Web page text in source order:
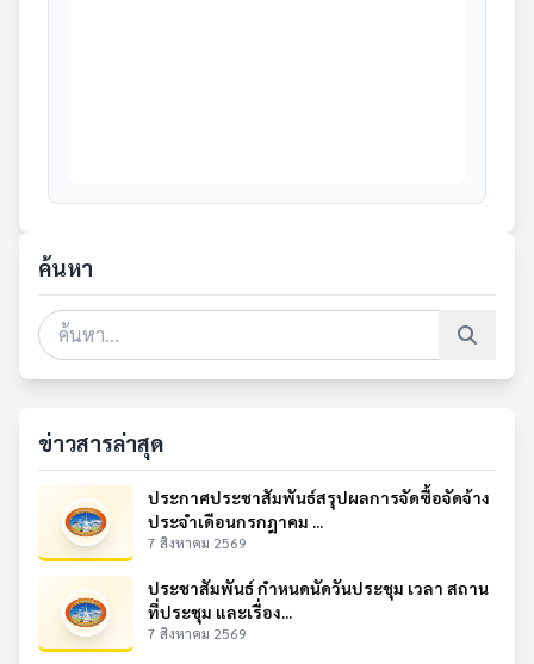
ค้นหา
ข่าวสารล่าสุด
ประกาศประชาสัมพันธ์สรุปผลการจัดซื้อจัดจ้าง
ประจำเดือนกรกฎาคม ...
7 สิงหาคม 2569
ประชาสัมพันธ์ กำหนดนัดวันประชุม เวลา สถาน
ที่ประชุม และเรื่อง...
7 สิงหาคม 2569